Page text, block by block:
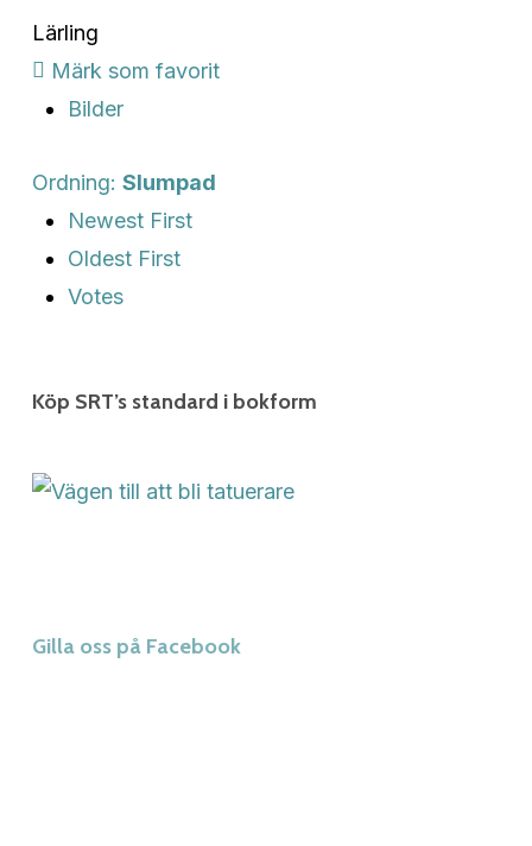
Lärling
Märk som favorit
Bilder
Ordning: Slumpad
Newest First
Oldest First
Votes
Köp SRT’s standard i bokform
Gilla oss på Facebook